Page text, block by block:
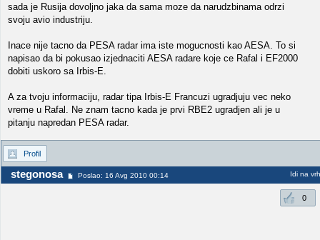
sada je Rusija dovoljno jaka da sama moze da narudzbinama odrzi
svoju avio industriju.
Inace nije tacno da PESA radar ima iste mogucnosti kao AESA. To si
napisao da bi pokusao izjednaciti AESA radare koje ce Rafal i EF2000
dobiti uskoro sa Irbis-E.
A za tvoju informaciju, radar tipa Irbis-E Francuzi ugradjuju vec neko
vreme u Rafal. Ne znam tacno kada je prvi RBE2 ugradjen ali je u
pitanju napredan PESA radar.
Profil
stegonosa Poslao: 16 Avg 2010 00:14 Idi na vrh
0